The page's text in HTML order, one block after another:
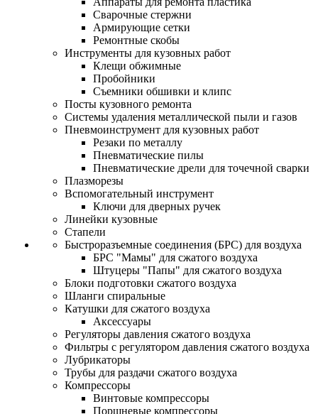
Сварочные стержни
Армирующие сетки
Ремонтные скобы
Инструменты для кузовных работ
Клещи обжимные
Пробойники
Съемники обшивки и клипс
Посты кузовного ремонта
Системы удаления металлической пыли и газов
Пневмоинструмент для кузовных работ
Резаки по металлу
Пневматические пилы
Пневматические дрели для точечной сварки
Плазморезы
Вспомогательный инструмент
Ключи для дверных ручек
Линейки кузовные
Стапели
Быстроразъемные соединения (БРС) для воздуха
БРС "Мамы" для сжатого воздуха
Штуцеры "Папы" для сжатого воздуха
Блоки подготовки сжатого воздуха
Шланги спиральные
Катушки для сжатого воздуха
Аксессуары
Регуляторы давления сжатого воздуха
Фильтры с регулятором давления сжатого воздуха
Лубрикаторы
Трубы для раздачи сжатого воздуха
Компрессоры
Винтовые компрессоры
Поршневые компрессоры